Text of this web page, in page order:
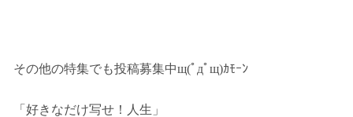
その他の特集でも投稿募集中щ(ﾟдﾟщ)ｶﾓｰﾝ
「好きなだけ写せ！人生」